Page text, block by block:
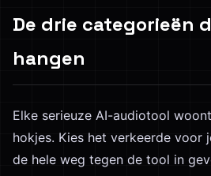
De drie categorieën
hangen
Elke serieuze AI-audiotool
hokjes. Kies het verkeerde voor
de hele weg tegen de tool in